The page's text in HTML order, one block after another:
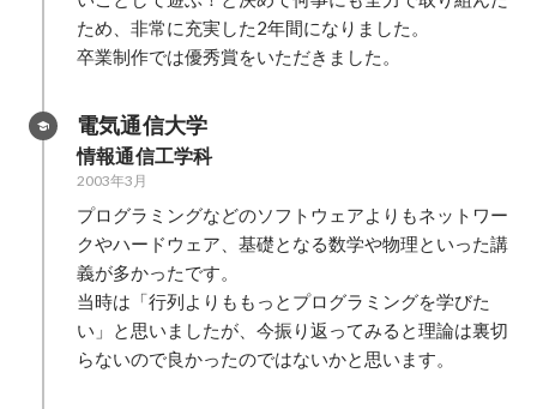
ため、非常に充実した2年間になりました。
卒業制作では優秀賞をいただきました。
電気通信大学
情報通信工学科
2003年3月
プログラミングなどのソフトウェアよりもネットワー
クやハードウェア、基礎となる数学や物理といった講
義が多かったです。
当時は「行列よりももっとプログラミングを学びた
い」と思いましたが、今振り返ってみると理論は裏切
らないので良かったのではないかと思います。